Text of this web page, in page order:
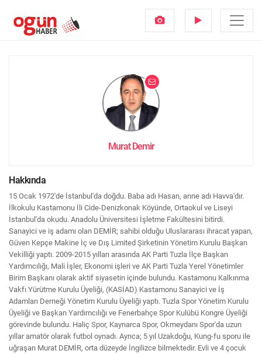
Murat Demir
Hakkında
15 Ocak 1972'de İstanbul'da doğdu. Baba adı Hasan, anne adı Havva'dır.
İlkokulu Kastamonu İli Cide-Denizkonak Köyünde, Ortaokul ve Liseyi
İstanbul'da okudu. Anadolu Üniversitesi İşletme Fakültesini bitirdi.
Sanayici ve iş adamı olan DEMİR; sahibi olduğu Uluslararası ihracat yapan,
Güven Kepçe Makine İç ve Dış Limited Şirketinin Yönetim Kurulu Başkan
Vekilliği yaptı. 2009-2015 yılları arasında AK Parti Tuzla İlçe Başkan
Yardımcılığı, Mali İşler, Ekonomi işleri ve AK Parti Tuzla Yerel Yönetimler
Birim Başkanı olarak aktif siyasetin içinde bulundu. Kastamonu Kalkınma
Vakfı Yürütme Kurulu Üyeliği, (KASİAD) Kastamonu Sanayici ve İş
Adamları Derneği Yönetim Kurulu Üyeliği yaptı. Tuzla Spor Yönetim Kurulu
Üyeliği ve Başkan Yardımcılığı ve Fenerbahçe Spor Kulübü Kongre Üyeliği
görevinde bulundu. Haliç Spor, Kaynarca Spor, Okmeydanı Spor'da uzun
yıllar amatör olarak futbol oynadı. Ayrıca; 5 yıl Uzakdoğu, Kung-fu sporu ile
uğraşan Murat DEMİR, orta düzeyde İngilizce bilmektedir. Evli ve 4 çocuk